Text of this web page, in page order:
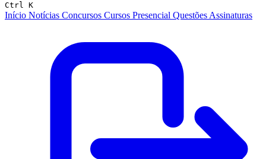
Ctrl K
Início Notícias Concursos Cursos Presencial Questões Assinaturas